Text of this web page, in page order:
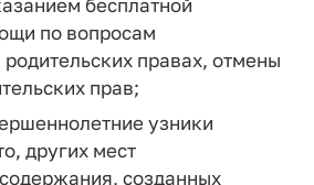
по вопросам
правах, отмены
прав;
узники
других мест
созданных